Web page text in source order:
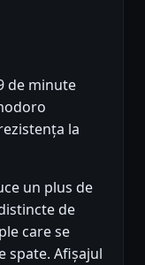
de minute
la
un plus de
de
care se
spate. Afișajul